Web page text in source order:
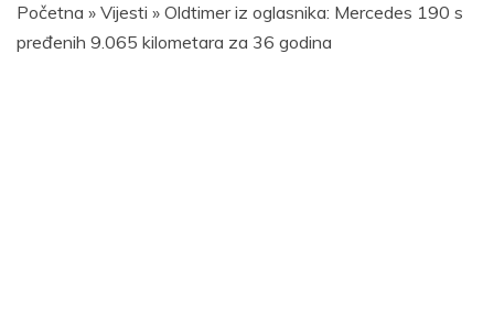
Početna » Vijesti » Oldtimer iz oglasnika: Mercedes 190 s
pređenih 9.065 kilometara za 36 godina